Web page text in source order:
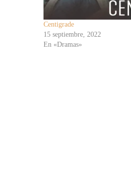
Centigrade
15 septiembre, 2022
En «Dramas»